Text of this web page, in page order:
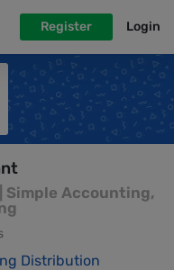
Register Login
Simple Accounting,
Distribution